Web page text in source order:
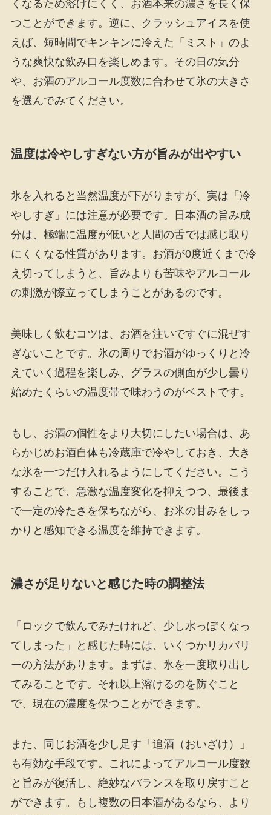
くなるため溶けにくく、お酒本来の濃さを長く保
つことができます。逆に、クラッシュアイスを使
えば、短時間でキンキンに冷えた「ミスト」のよ
うな爽快な飲み口を楽しめます。その日の気分
や、お酒のアルコール度数に合わせて氷の大きさ
を選んでみてください。
温度は冷やしすぎない方が旨みが出やすい
氷を入れると当然温度が下がりますが、実は「冷
やしすぎ」には注意が必要です。日本酒の旨み成
分は、極端に温度が低いと人間の舌では感じ取り
にくくなる性質があります。お酒が0度近くまで冷
え切ってしまうと、旨みよりも苦味やアルコール
の刺激が際立ってしまうことがあるのです。
美味しく飲むコツは、お酒を注いですぐに混ぜす
ぎないことです。氷の周りでお酒がゆっくりと冷
えていく過程を楽しみ、グラスの側面が少し曇り
始めたくらいの温度帯で味わうのがベストです。
もし、お酒の個性をより大切にしたい場合は、あ
らかじめお酒自体も冷蔵庫で冷やしておき、大き
な氷を一つだけ入れるようにしてください。こう
することで、急激な温度変化を抑えつつ、最後ま
で一定の冷たさを保ちながら、お米の甘みをしっ
かりと感知できる温度を維持できます。
濃さが足りないと感じた時の調整法
「ロックで飲んでみたけれど、少し水っぽくなっ
てしまった」と感じた時には、いくつかリカバリ
ーの方法があります。まずは、氷を一度取り出し
てみることです。それ以上溶けるのを防ぐこと
で、現在の濃度を保つことができます。
また、同じお酒を少し足す「追酒（おいざけ）」
も有効な手段です。これによってアルコール度数
と旨みが復活し、絶妙なバランスを取り戻すこと
ができます。もし複数の日本酒があるなら、より